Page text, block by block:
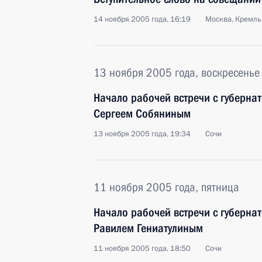
14 ноября 2005 года, 16:19 Москва, Кремль
13 ноября 2005 года, воскресенье
Начало рабочей встречи с
Сергеем Собяниным
13 ноября 2005 года, 19:34 Сочи
11 ноября 2005 года, пятница
Начало рабочей встречи с
Равилем Гениатулиным
11 ноября 2005 года, 18:50 Сочи